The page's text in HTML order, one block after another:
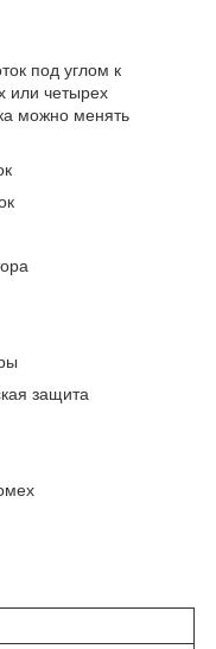
под углом к
или четырех
можно менять
защита